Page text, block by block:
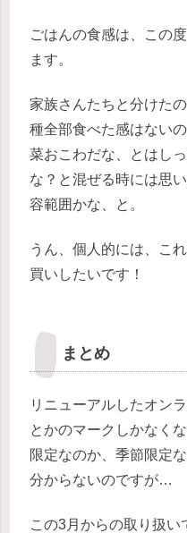
ごはんの食感は、この
ます。
家族さんたちと分けた
種全部食べた感はない
菜おこわだな、とはし
な？と混ぜる時には思
容範囲かな、と。
うん、個人的には、こ
買いしたいです！
まとめ
リニューアルしたオン
とかのマークしかなく
限定なのか、季節限定
分からないのですが…
この3月からの取り扱い